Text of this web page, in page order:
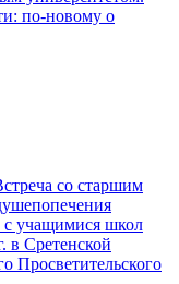
по-новому о
со старшим
учащимися школ
в Сретенской
Просветительского